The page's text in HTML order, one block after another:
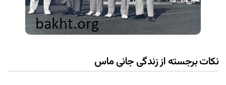
نکات برجسته از زندگی جانی ماس